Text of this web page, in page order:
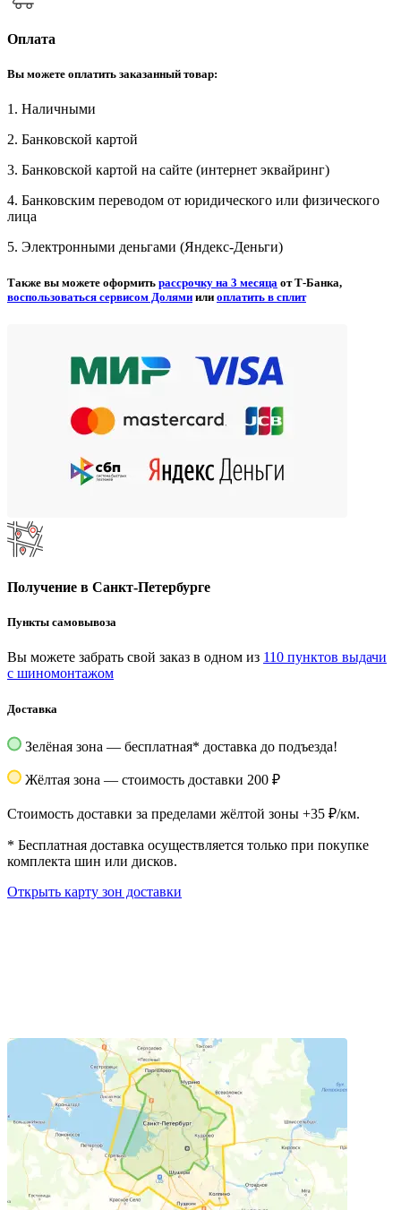
Оплата
Вы можете оплатить заказанный товар:
1. Наличными
2. Банковской картой
3. Банковской картой на сайте (интернет эквайринг)
4. Банковским переводом от юридического или физического
лица
5. Электронными деньгами (Яндекс-Деньги)
Также вы можете оформить рассрочку на 3 месяца от Т-Банка,
воспользоваться сервисом Долями или оплатить в сплит
Получение в Санкт-Петербурге
Пункты самовывоза
Вы можете забрать свой заказ в одном из 110 пунктов выдачи
с шиномонтажом
Доставка
Зелёная зона — бесплатная* доставка до подъезда!
Жёлтая зона — стоимость доставки 200 ₽
Стоимость доставки за пределами жёлтой зоны +35 ₽/км.
* Бесплатная доставка осуществляется только при покупке
комплекта шин или дисков.
Открыть карту зон доставки